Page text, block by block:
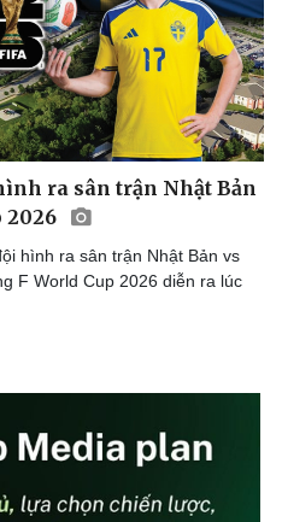
ra sân trận Nhật Bản
2026
hình ra sân trận Nhật Bản vs
F World Cup 2026 diễn ra lúc